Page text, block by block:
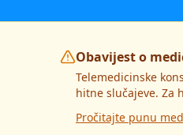
Obavijest o
Telemedicinske
hitne slučajeve. Za
Pročitajte punu